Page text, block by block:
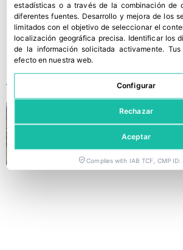
Alcoaxarquía
Mayora para
I+D+i
estadísticas o a través de la combinación de
diferentes fuentes. Desarrollo y mejora de los
limitados con el objetivo de seleccionar el
localización geográfica precisa. Identificar los
de la información solicitada activamente.
efecto en nuestra web.
Configurar
Rechazar
Aceptar
Complies with IAB TCF, CMP ID: